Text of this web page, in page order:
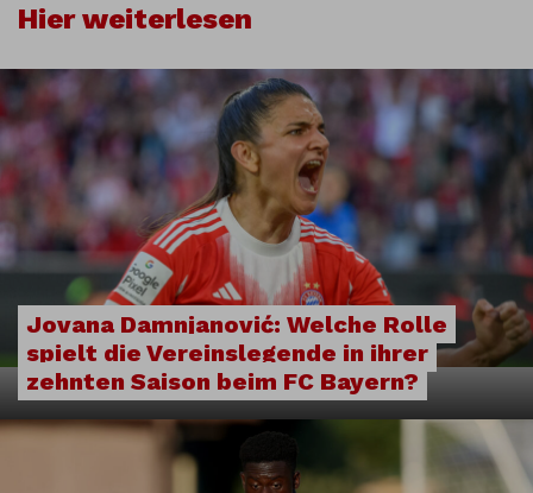
Hier weiterlesen
Jovana Damnjanović: Welche Rolle
spielt die Vereinslegende in ihrer
zehnten Saison beim FC Bayern?